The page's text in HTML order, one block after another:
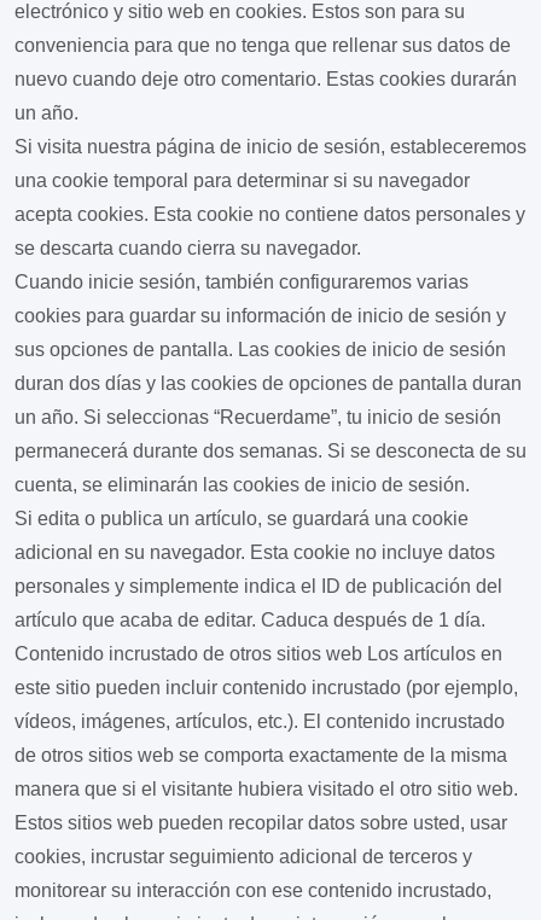
electrónico y sitio web en cookies. Estos son para su
conveniencia para que no tenga que rellenar sus datos de
nuevo cuando deje otro comentario. Estas cookies durarán
un año.
Si visita nuestra página de inicio de sesión, estableceremos
una cookie temporal para determinar si su navegador
acepta cookies. Esta cookie no contiene datos personales y
se descarta cuando cierra su navegador.
Cuando inicie sesión, también configuraremos varias
cookies para guardar su información de inicio de sesión y
sus opciones de pantalla. Las cookies de inicio de sesión
duran dos días y las cookies de opciones de pantalla duran
un año. Si seleccionas “Recuerdame”, tu inicio de sesión
permanecerá durante dos semanas. Si se desconecta de su
cuenta, se eliminarán las cookies de inicio de sesión.
Si edita o publica un artículo, se guardará una cookie
adicional en su navegador. Esta cookie no incluye datos
personales y simplemente indica el ID de publicación del
artículo que acaba de editar. Caduca después de 1 día.
Contenido incrustado de otros sitios web Los artículos en
este sitio pueden incluir contenido incrustado (por ejemplo,
vídeos, imágenes, artículos, etc.). El contenido incrustado
de otros sitios web se comporta exactamente de la misma
manera que si el visitante hubiera visitado el otro sitio web.
Estos sitios web pueden recopilar datos sobre usted, usar
cookies, incrustar seguimiento adicional de terceros y
monitorear su interacción con ese contenido incrustado,